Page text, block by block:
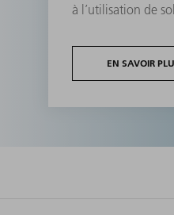
à l’utilisation de
EN SAVOIR